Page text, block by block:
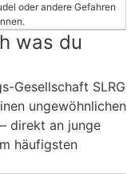
oder andere Gefahren
was du
Gesellschaft SLRG
ungewöhnlichen
direkt an junge
häufigsten